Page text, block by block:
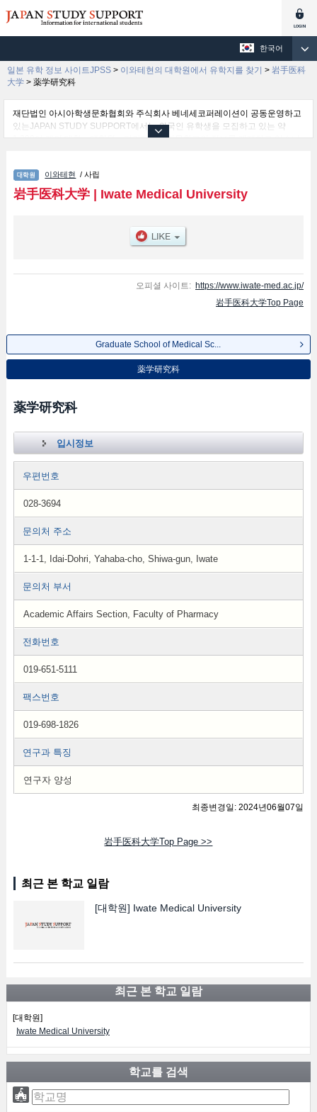
한국어
일본 유학 정보 사이트JPSS > 이와테현의 대학원에서 유학지를 찾기 > 岩手医科
大学 > 薬学研究科
재단법인 아시아학생문화협회와 주식회사 베네세코퍼레이션이 공동운영하고
있는JAPAN STUDY SUPPORT에서는 외국인 유학생을 모집하고 있는 약
1,300여 개의 대학・대학원・단기대학・전문학교의 정보를 게재하고 있습니
School of Medical Science및薬学研究科 등의 연구과별 정보, 모집정원과 합
격자수 등의 입시정보, 시설안내, 교통정보 등 외국인 유학생에게 유익하고 필
요한 정보를 게재하고 있으므로 많이 이용해 주시기 바랍니다.
이와테현 / 사립
岩手医科大学| Iwate Medical University
오피셜 사이트: https://www.iwate-med.ac.jp/
岩手医科大学Top Page
Graduate School of Medical Sc...
薬学研究科
薬学研究科
입시정보
우편번호
028-3694
문의처 주소
1-1-1, Idai-Dohri, Yahaba-cho, Shiwa-gun, Iwate
문의처 부서
Academic Affairs Section, Faculty of Pharmacy
전화번호
019-651-5111
팩스번호
019-698-1826
연구과 특징
연구자 양성
최종변경일: 2024년06월07일
岩手医科大学Top Page >>
최근 본 학교 일람
[대학원] Iwate Medical University
최근 본 학교 일람
[대학원]
Iwate Medical University
학교를 검색